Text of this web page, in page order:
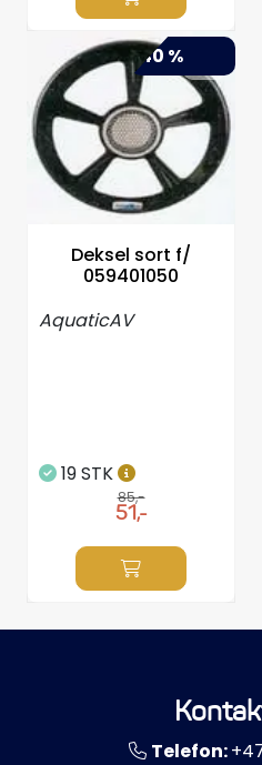
-40 %
Deksel sort f/
059401050
AquaticAV
19 STK
85,-
51,-
Telefon: